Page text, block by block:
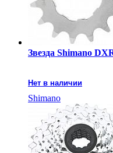
Звезда Shimano
Нет в наличии
Shimano